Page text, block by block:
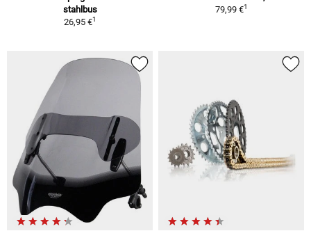
stahlbus
26,95 €1
79,99 €1